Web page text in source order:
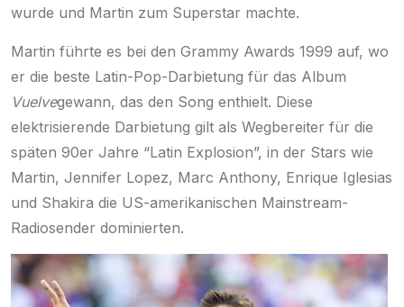
wurde und Martin zum Superstar machte.
Martin führte es bei den Grammy Awards 1999 auf, wo
er die beste Latin-Pop-Darbietung für das Album
Vuelvegewann, das den Song enthielt. Diese
elektrisierende Darbietung gilt als Wegbereiter für die
späten 90er Jahre “Latin Explosion”, in der Stars wie
Martin, Jennifer Lopez, Marc Anthony, Enrique Iglesias
und Shakira die US-amerikanischen Mainstream-
Radiosender dominierten.